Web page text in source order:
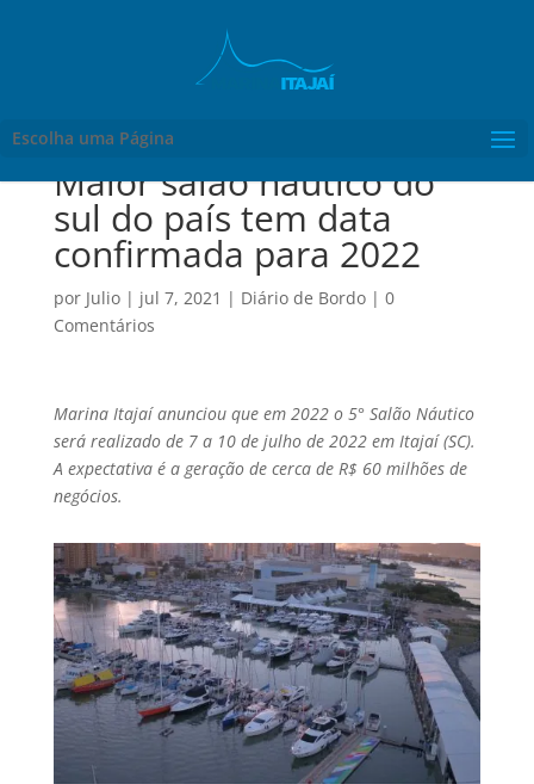
Escolha uma Página
Maior salão náutico do
sul do país tem data
confirmada para 2022
por Julio| jul 7, 2021 | Diário de Bordo| 0
Comentários
Marina Itajaí anunciou que em 2022 o 5° Salão Náutico
será realizado de 7 a 10 de julho de 2022 em Itajaí (SC).
A expectativa é a geração de cerca de R$ 60 milhões de
negócios.